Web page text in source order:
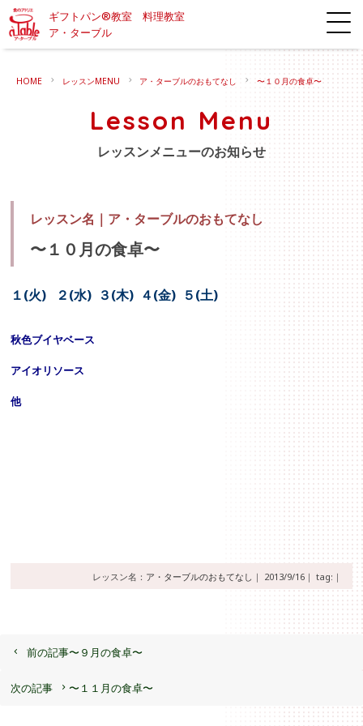
ギフトパン®教室 料理教室
ア・ターブル
HOME レッスンMENU ア・ターブルのおもてなし 〜１０月の食卓〜
Lesson Menu
レッスンメニューのお知らせ
レッスン名｜ ア・ターブルのおもてなし
〜１０月の食卓〜
１(火) ２(水) ３(木) ４(金) ５(土)
秋色ブイヤベース
アイオリソース
他
レッスン名： ア・ターブルのおもてなし ｜ 2013/9/16｜ tag:｜
前の記事〜９月の食卓〜
次の記事 〜１１月の食卓〜